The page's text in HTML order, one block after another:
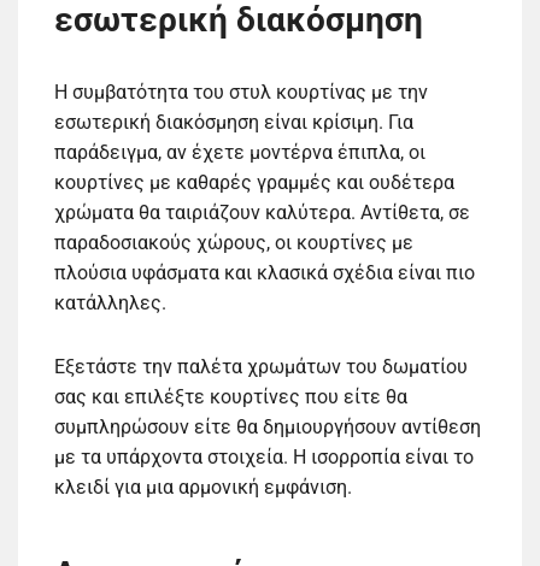
εσωτερική διακόσμηση
Η συμβατότητα του στυλ κουρτίνας με την
εσωτερική διακόσμηση είναι κρίσιμη. Για
παράδειγμα, αν έχετε μοντέρνα έπιπλα, οι
κουρτίνες με καθαρές γραμμές και ουδέτερα
χρώματα θα ταιριάζουν καλύτερα. Αντίθετα, σε
παραδοσιακούς χώρους, οι κουρτίνες με
πλούσια υφάσματα και κλασικά σχέδια είναι πιο
κατάλληλες.
Εξετάστε την παλέτα χρωμάτων του δωματίου
σας και επιλέξτε κουρτίνες που είτε θα
συμπληρώσουν είτε θα δημιουργήσουν αντίθεση
με τα υπάρχοντα στοιχεία. Η ισορροπία είναι το
κλειδί για μια αρμονική εμφάνιση.